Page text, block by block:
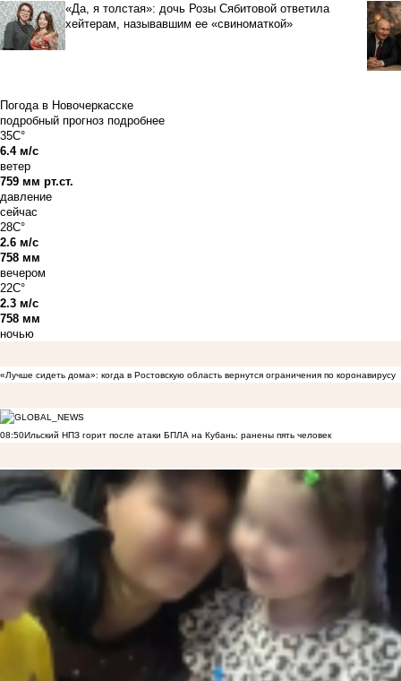
«Да, я толстая»: дочь Розы Сябитовой ответила
хейтерам, называвшим ее «свиноматкой»
Погода в Новочеркасске
подробный прогноз подробнее
35C°
6.4 м/с
ветер
759 мм рт.ст.
давление
сейчас
28C°
2.6 м/с
758 мм
вечером
22C°
2.3 м/с
758 мм
ночью
«Лучше сидеть дома»: когда в Ростовскую область вернутся ограничения по коронавирусу
08:50Ильский НПЗ горит после атаки БПЛА на Кубань: ранены пять человек